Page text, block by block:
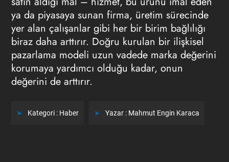
ya da piyasaya sunan firma, üretim sürecinde
yer alan çalışanlar gibi her bir birim bağlılığı
biraz daha arttırır. Doğru kurulan bir ilişkisel
pazarlama modeli uzun vadede marka değerini
korumaya yardımcı olduğu kadar, onun
değerini de arttırır.
Kategori : Haber Yazar : Mahmut Engin Karaca